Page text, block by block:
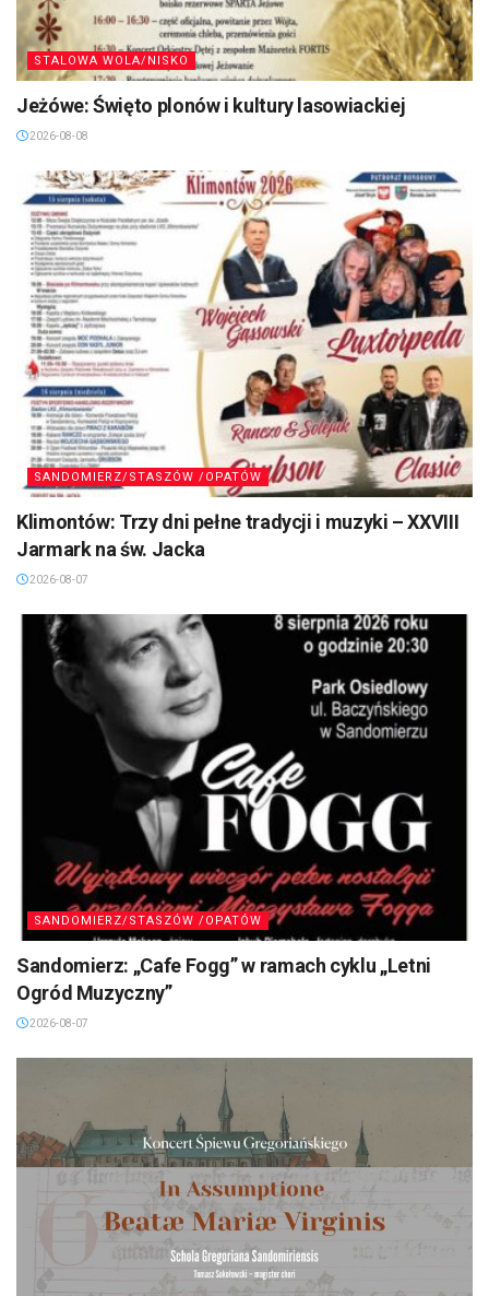
STALOWA WOLA/NISKO
Jeżówe: Święto plonów i kultury lasowiackiej
2026-08-08
SANDOMIERZ/STASZÓW /OPATÓW
Klimontów: Trzy dni pełne tradycji i muzyki – XXVIII
Jarmark na św. Jacka
2026-08-07
SANDOMIERZ/STASZÓW /OPATÓW
Sandomierz: „Cafe Fogg” w ramach cyklu „Letni
Ogród Muzyczny”
2026-08-07